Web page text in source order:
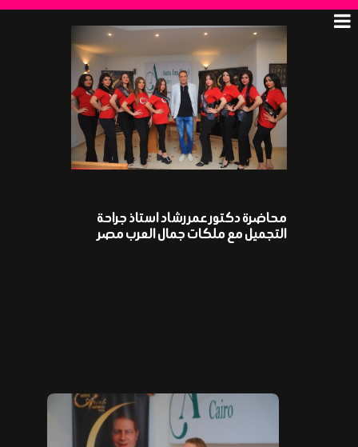
محاضرة دكتور عمر رشاد استاذ جراحة
التجميل مع ملكات جمال العرب مصر